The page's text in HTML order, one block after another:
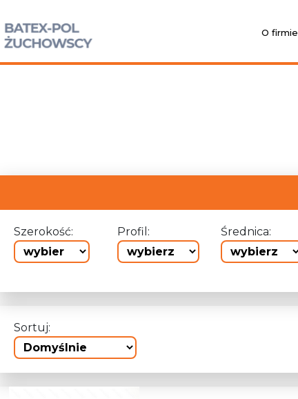
O firmie
Szerokość: Profil: Średnica:
Sortuj: